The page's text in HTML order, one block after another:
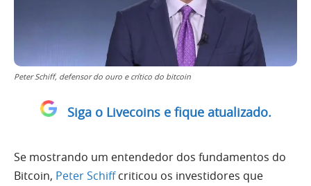
Peter Schiff, defensor do ouro e crítico do bitcoin
Siga o Livecoins e fique atualizado.
Se mostrando um entendedor dos fundamentos do
Bitcoin, Peter Schiffcriticou os investidores que